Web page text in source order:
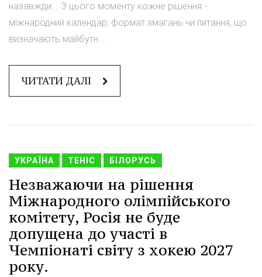
назавжди... З цього моменту кожне рішення -
міжнародний календар, формат змагань чи питання, що
визначають майбутн...
ЧИТАТИ ДАЛІ
УКРАЇНА ТЕНІС БІЛОРУСЬ
Незважаючи на рішення
Міжнародного олімпійського
комітету, Росія не буде
допущена до участі в
Чемпіонаті світу з хокею 2027
року.